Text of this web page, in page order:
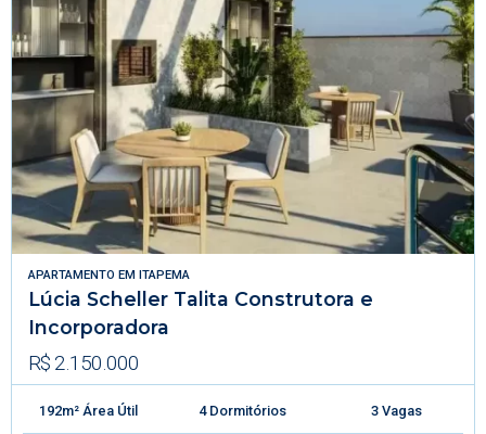
APARTAMENTO EM ITAPEMA
Lúcia Scheller Talita Construtora e
Incorporadora
R$ 2.150.000
192m² Área Útil 4 Dormitórios 3 Vagas